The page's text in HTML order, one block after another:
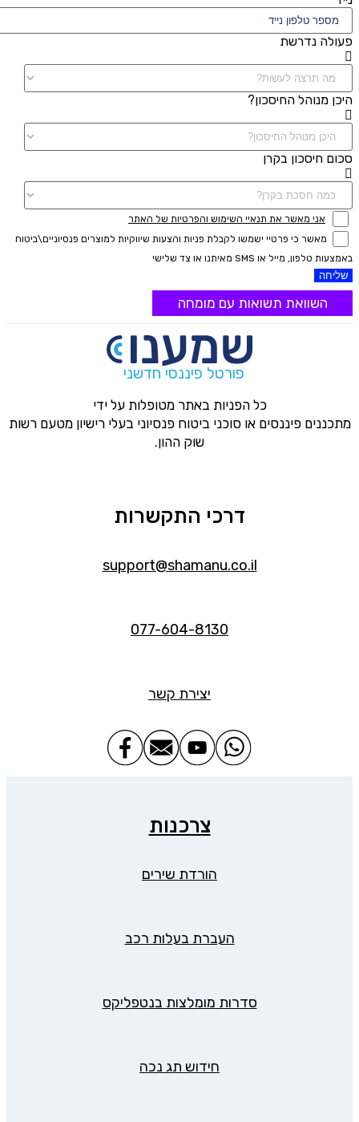
פעולה נדרשת
היכן מנוהל החיסכון?
סכום חיסכון בקרן
אני מאשר את תנאיי השימוש והפרטיות של האתר
מאשר כי פרטיי ישמשו לקבלת פניות והצעות שיווקיות למוצרים פנסיוניים\ביטוח
באמצעות טלפון, מייל או SMS מאיתנו או צד שלישי
שליחה
השוואת תשואות עם מומחה
פורטל פיננסי חדשני
כל הפניות באתר מטופלות על ידי
מתכננים פיננסים או סוכני ביטוח פנסיוני בעלי רישיון מטעם רשות
שוק ההון.
דרכי התקשרות
support@shamanu.co.il
077-604-8130
יצירת קשר
צרכנות
הורדת שירים
העברת בעלות רכב
סדרות מומלצות בנטפליקס
חידוש תג נכה